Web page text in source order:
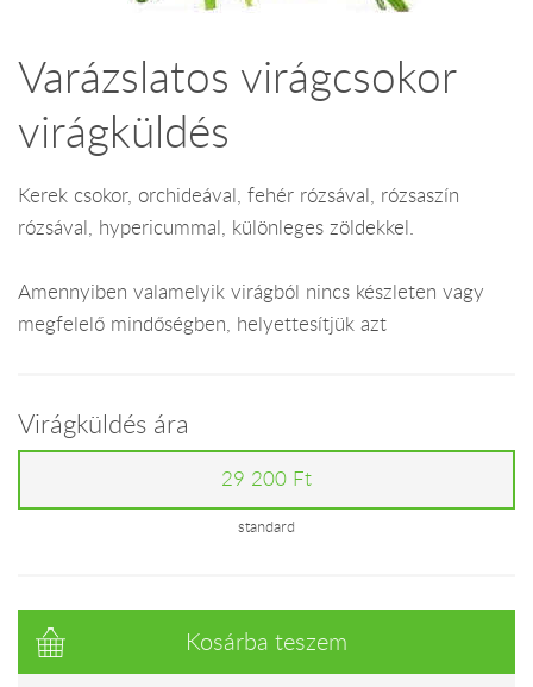
Varázslatos virágcsokor
virágküldés
Kerek csokor, orchideával, fehér rózsával, rózsaszín
rózsával, hypericummal, különleges zöldekkel.
Amennyiben valamelyik virágból nincs készleten vagy
megfelelő mindőségben, helyettesítjük azt
Virágküldés ára
29 200 Ft
standard
Kosárba teszem